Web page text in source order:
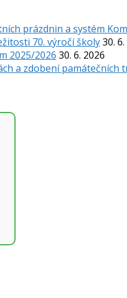
prázdnin a systém
70. výročí školy30.
2025/2026 30. 6. 2026
a zdobení památečních